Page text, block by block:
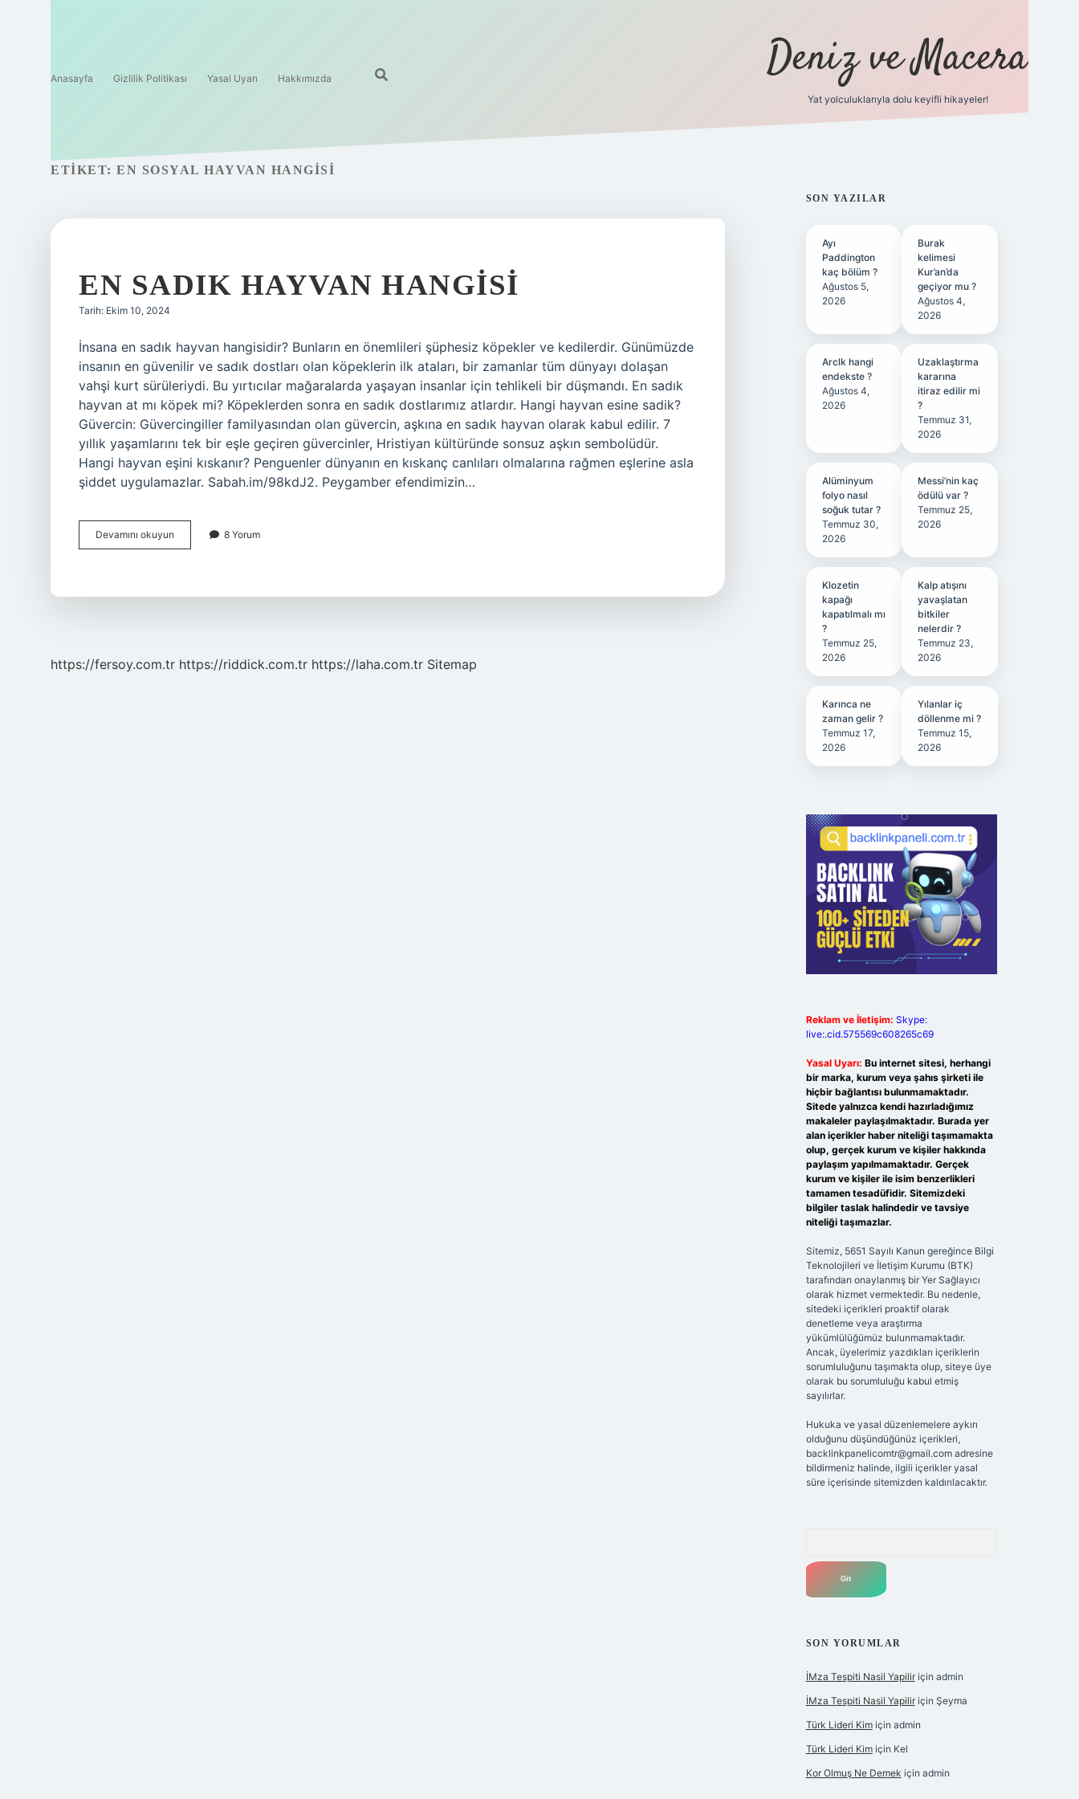
Anasayfa Gizlilik Politikası Yasal Uyarı Hakkımızda Deniz ve Macera
Yat yolculuklarıyla dolu keyifli hikayeler!
ETIKET: EN SOSYAL HAYVAN HANGISI
EN SADIK HAYVAN HANGISI
Tarih: Ekim 10, 2024
İnsana en sadık hayvan hangisidir? Bunların en önemlileri şüphesiz köpekler ve kedilerdir. Günümüzde
insanın en güvenilir ve sadık dostları olan köpeklerin ilk ataları, bir zamanlar tüm dünyayı dolaşan
vahşi kurt sürüleriydi. Bu yırtıcılar mağaralarda yaşayan insanlar için tehlikeli bir düşmandı. En sadık
hayvan at mı köpek mi? Köpeklerden sonra en sadık dostlarımız atlardır. Hangi hayvan esine sadik?
Güvercin: Güvercingiller familyasından olan güvercin, aşkına en sadık hayvan olarak kabul edilir. 7
yıllık yaşamlarını tek bir eşle geçiren güvercinler, Hristiyan kültüründe sonsuz aşkın sembolüdür.
Hangi hayvan eşini kıskanır? Penguenler dünyanın en kıskanç canlıları olmalarına rağmen eşlerine asla
şiddet uygulamazlar. Sabah.im/98kdJ2. Peygamber efendimizin…
Devamını okuyun
Sadık
8 Yorum
https://fersoy.com.tr https://riddick.com.tr https://laha.com.tr Sitemap
SIDEBAR
SON YAZILAR
Ayı
Paddington
kaç bölüm ?
Ağustos 5,
2026
Burak
kelimesi
Kur’an’da
geçiyor mu ?
Ağustos 4,
2026
Arclk hangi
endekste ?
Ağustos 4,
2026
Uzaklaştırma
kararına
itiraz edilir mi
?
Temmuz 31,
2026
Alüminyum
folyo nasıl
soğuk tutar ?
Temmuz 30,
2026
Messi’nin kaç
ödülü var ?
Temmuz 25,
2026
Klozetin
kapağı
kapatılmalı mı
?
Temmuz 25,
2026
Kalp atışını
yavaşlatan
bitkiler
nelerdir ?
Temmuz 23,
2026
Karınca ne
zaman gelir ?
Temmuz 17,
2026
Yılanlar iç
döllenme mi ?
Temmuz 15,
2026
Reklam ve İletişim: Skype:
live:.cid.575569c608265c69
Yasal Uyarı: Bu internet sitesi, herhangi
bir marka, kurum veya şahıs şirketi ile
hiçbir bağlantısı bulunmamaktadır.
Sitede yalnızca kendi hazırladığımız
makaleler paylaşılmaktadır. Burada yer
alan içerikler haber niteliği taşımamakta
olup, gerçek kurum ve kişiler hakkında
paylaşım yapılmamaktadır. Gerçek
kurum ve kişiler ile isim benzerlikleri
tamamen tesadüfidir. Sitemizdeki
bilgiler taslak halindedir ve tavsiye
niteliği taşımazlar.
Sitemiz, 5651 Sayılı Kanun gereğince Bilgi
Teknolojileri ve İletişim Kurumu (BTK)
tarafından onaylanmış bir Yer Sağlayıcı
olarak hizmet vermektedir. Bu nedenle,
sitedeki içerikleri proaktif olarak
denetleme veya araştırma
yükümlülüğümüz bulunmamaktadır.
Ancak, üyelerimiz yazdıkları içeriklerin
sorumluluğunu taşımakta olup, siteye üye
olarak bu sorumluluğu kabul etmiş
sayılırlar.
Hukuka ve yasal düzenlemelere aykırı
olduğunu düşündüğünüz içerikleri,
backlinkpanelicomtr@gmail.comadresine
bildirmeniz halinde, ilgili içerikler yasal
süre içerisinde sitemizden kaldırılacaktır.
SON YORUMLAR
İMza Tespiti Nasil Yapiliriçin admin
İMza Tespiti Nasil Yapiliriçin Şeyma
Türk Lideri Kimiçin admin
Türk Lideri Kimiçin Kel
Kor Olmuş Ne Demek için admin